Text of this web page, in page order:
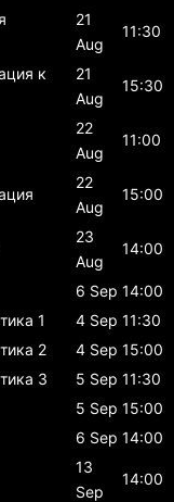
21
Aug
11:30
к
21
Aug
15:30
22
Aug
11:00
22
Aug
15:00
23
Aug
14:00
6 Sep 14:00
1 4 Sep 11:30
2 4 Sep 15:00
3 5 Sep 11:30
5 Sep 15:00
6 Sep 14:00
13
Sep
14:00